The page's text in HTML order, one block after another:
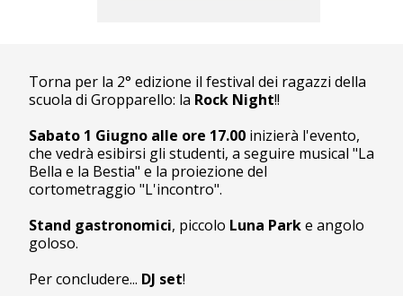
Torna per la 2° edizione il festival dei ragazzi della
scuola di Gropparello: la Rock Night!!
Sabato 1 Giugno alle ore 17.00 inizierà l'evento,
che vedrà esibirsi gli studenti, a seguire musical "La
Bella e la Bestia" e la proiezione del
cortometraggio "L'incontro".
Stand gastronomici, piccolo Luna Parke angolo
goloso.
Per concludere... DJ set!